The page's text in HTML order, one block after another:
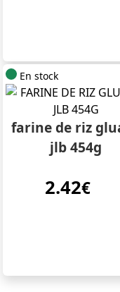
En stock
farine de riz
jlb 454g
2.42€